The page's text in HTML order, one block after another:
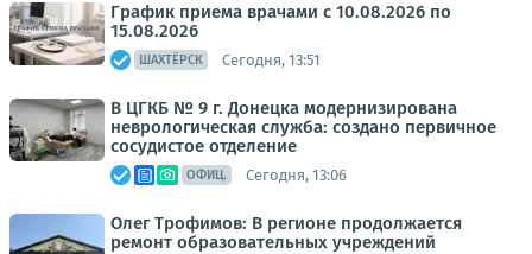
График приема врачами с 10.08.2026 по
15.08.2026
ШАХТЁРСК Сегодня, 13:51
В ЦГКБ № 9 г. Донецка модернизирована
неврологическая служба: создано первичное
сосудистое отделение
ОФИЦ. Сегодня, 13:06
Олег Трофимов: В регионе продолжается
ремонт образовательных учреждений